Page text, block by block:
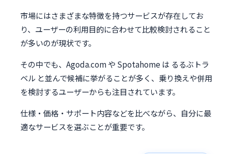
市場にはさまざまな特徴を持つサービスが存在してお
り、ユーザーの利用目的に合わせて比較検討されること
が多いのが現状です。
その中でも、Agoda.com や Spotahome は るるぶトラ
ベル と並んで候補に挙がることが多く、乗り換えや併用
を検討するユーザーからも注目されています。
仕様・価格・サポート内容などを比べながら、自分に最
適なサービスを選ぶことが重要です。